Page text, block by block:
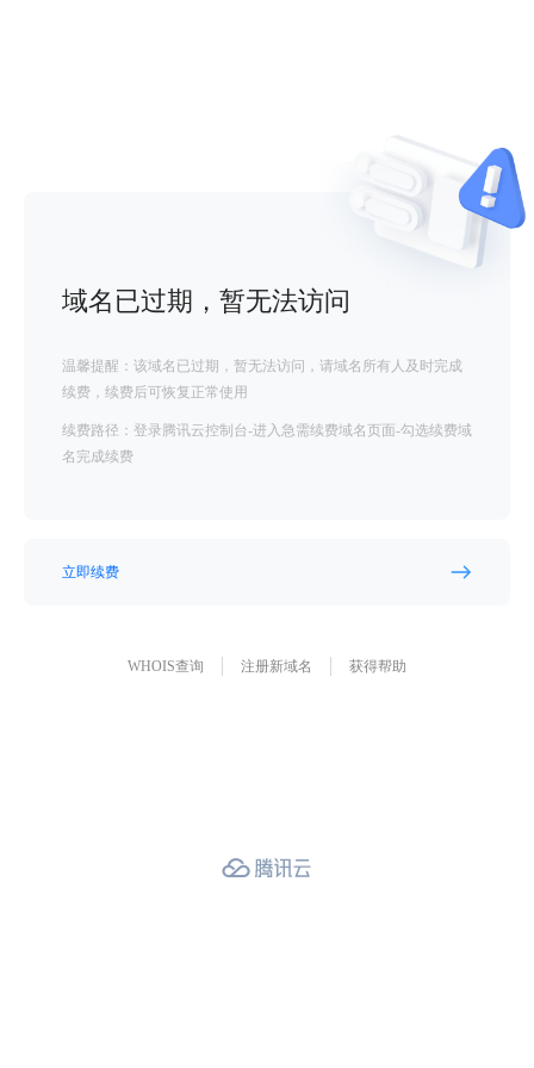
域名已过期，暂无法访问
温馨提醒：该域名已过期，暂无法访问，请域名所有人及时完成
续费，续费后可恢复正常使用
续费路径：登录腾讯云控制台-进入急需续费域名页面-勾选续费域
名完成续费
立即续费
WHOIS查询 注册新域名 获得帮助